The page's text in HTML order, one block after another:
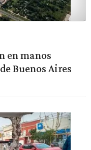
en manos
Buenos Aires